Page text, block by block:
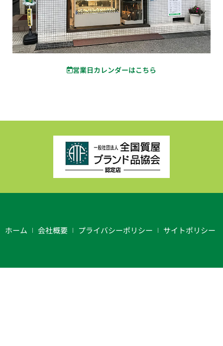
営業日カレンダーはこちら
ホーム 会社概要 プライバシーポリシー サイトポリシー